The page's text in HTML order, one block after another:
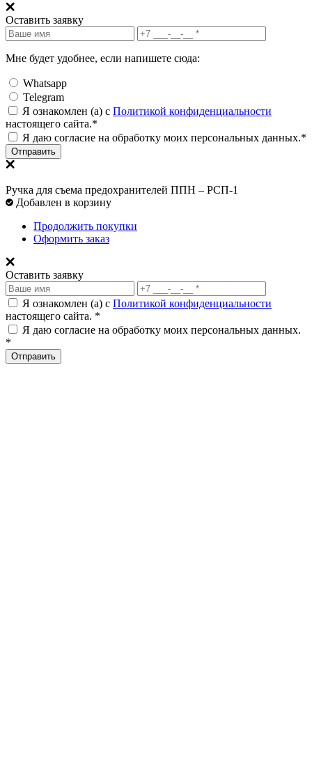
Оставить заявку
Мне будет удобнее, если напишете сюда:
Whatsapp
Telegram
Я ознакомлен (а) с Политикой конфиденциальности
настоящего сайта.*
Я даю согласие на обработку моих персональных данных.*
Отправить
Ручка для съема предохранителей ППН – РСП-1
Добавлен в корзину
Продолжить покупки
Оформить заказ
Оставить заявку
Я ознакомлен (а) с Политикой конфиденциальности
настоящего сайта. *
Я даю согласие на обработку моих персональных данных.
*
Отправить